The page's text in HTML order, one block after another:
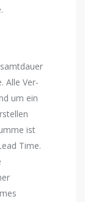
Alle Ver-
um ein
ist
Time.